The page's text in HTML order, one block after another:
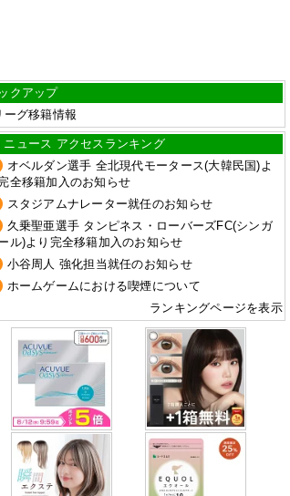
クアップ
ーグ移籍情報
ニュース アクセスランキング
オベルダン選手 全北現代モータース(大韓民国)よ
全移籍加入のお知らせ
スタジアムナレーター就任のお知らせ
久乗聖亜選手 タンピネス・ローバーズFC(シンガ
ル)より完全移籍加入のお知らせ
小谷周人 強化担当就任のお知らせ
ホームゲームにおける喫煙について
ランキングページを表示